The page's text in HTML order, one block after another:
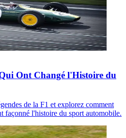
Ont Changé l'Histoire du
de la F1 et explorez comment
façonné l'histoire du sport automobile.